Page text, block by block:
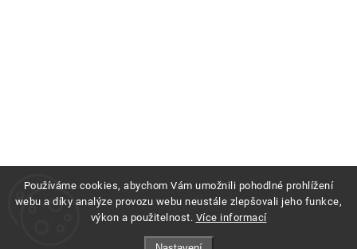
Používáme cookies, abychom Vám umožnili pohodlné prohlížení
webu a díky analýze provozu webu neustále zlepšovali jeho funkce,
výkon a použitelnost. Více informací
Profigrass.cz. Všechna práva vyhrazena.